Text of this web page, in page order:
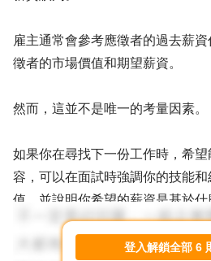
雇主通常會參考應徵者的過去薪
徵者的市場價值和期望薪資。
然而，這並不是唯一的考量因素。
如果你在尋找下一份工作時，希
容，可以在面試時強調你的技能
值，並說明你希望的薪資是基於什
你可以提出過去的成功案例或專
登入解鎖全部 6